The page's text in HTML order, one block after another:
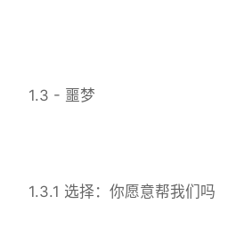
1.3 - 噩梦
1.3.1 选择：你愿意帮我们吗